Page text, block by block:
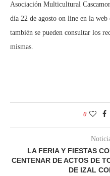
Asociación Multicultural
día 22 de agosto on line en la web
también se pueden consultar los
mismas.
0
LA FERIA Y FIESTAS
CENTENAR DE ACTOS DE
DE IZAL